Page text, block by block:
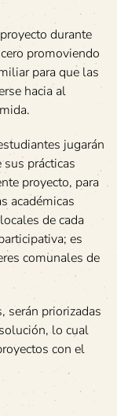
durante
promoviendo
para que las
hacia al
jugarán
prácticas
proyecto, para
académicas
de cada
es
comunales de
serán priorizadas
lo cual
con el